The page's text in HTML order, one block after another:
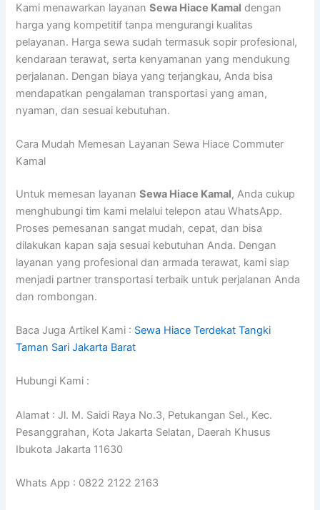
Kami menawarkan layananSewa Hiace Kamal dengan
harga yang kompetitif tanpa mengurangi kualitas
pelayanan. Harga sewa sudah termasuk sopir profesional,
kendaraan terawat, serta kenyamanan yang mendukung
perjalanan. Dengan biaya yang terjangkau, Anda bisa
mendapatkan pengalaman transportasi yang aman,
nyaman, dan sesuai kebutuhan.
Cara Mudah Memesan Layanan Sewa Hiace Commuter
Kamal
Untuk memesan layananSewa Hiace Kamal, Anda cukup
menghubungi tim kami melalui telepon atau WhatsApp.
Proses pemesanan sangat mudah, cepat, dan bisa
dilakukan kapan saja sesuai kebutuhan Anda. Dengan
layanan yang profesional dan armada terawat, kami siap
menjadi partner transportasi terbaik untuk perjalanan Anda
dan rombongan.
Baca Juga Artikel Kami : Sewa Hiace Terdekat Tangki
Taman Sari Jakarta Barat
Hubungi Kami :
Alamat : Jl. M. Saidi Raya No.3, Petukangan Sel., Kec.
Pesanggrahan, Kota Jakarta Selatan, Daerah Khusus
Ibukota Jakarta 11630
Whats App : 0822 2122 2163